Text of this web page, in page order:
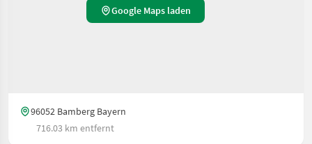
Google Maps laden
96052 Bamberg Bayern
716.03 km entfernt